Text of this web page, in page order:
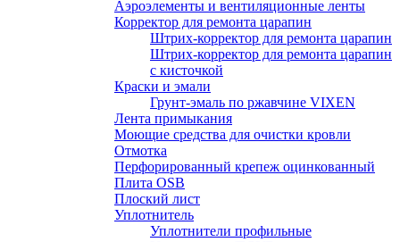
Аэроэлементы и вентиляционные ленты
Корректор для ремонта царапин
Штрих-корректор для ремонта царапин
Штрих-корректор для ремонта царапин
с кисточкой
Краски и эмали
Грунт-эмаль по ржавчине VIXEN
Лента примыкания
Моющие средства для очистки кровли
Отмотка
Перфорированный крепеж оцинкованный
Плита OSB
Плоский лист
Уплотнитель
Уплотнители профильные